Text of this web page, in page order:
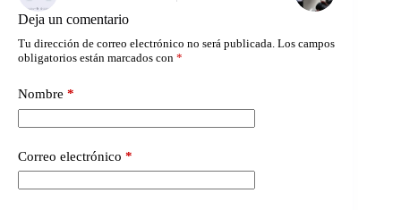
Deja un comentario
Tu dirección de correo electrónico no será publicada. Los campos
obligatorios están marcados con *
Nombre *
Correo electrónico *